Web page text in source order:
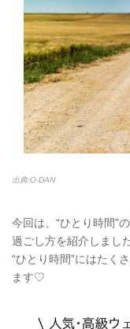
出典:O-DAN
今回は、“ひとり時間”
過ごし方を紹介しました
“ひとり時間”にはたく
ます♡